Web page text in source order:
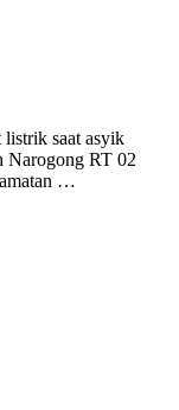
saat asyik
Narogong RT 02
…